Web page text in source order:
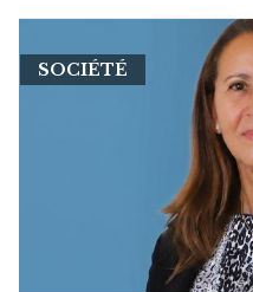
SOCIÉTÉ